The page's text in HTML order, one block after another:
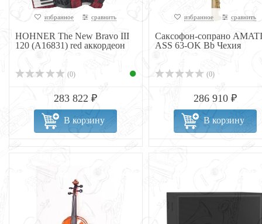
избранное сравнить
HOHNER The New Bravo III
120 (A16831) red аккордеон
(0)
283 822 ₽
В корзину
избранное сравнить
Саксофон-сопрано AMATI
ASS 63-OK Bb Чехия
(0)
286 910 ₽
В корзину